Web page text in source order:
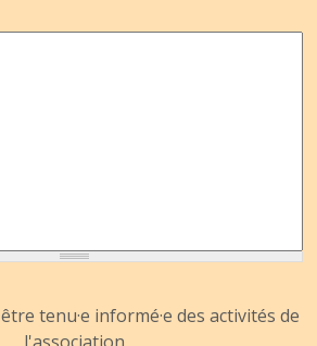
tenu·e informé·e des activités de